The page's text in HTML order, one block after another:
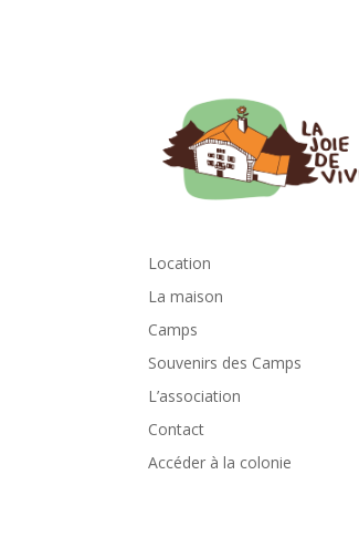
Location
La maison
Camps
Souvenirs des Camps
L’association
Contact
Accéder à la colonie
La maison
Camps
Souvenirs des Camps
Accéder à la colonie